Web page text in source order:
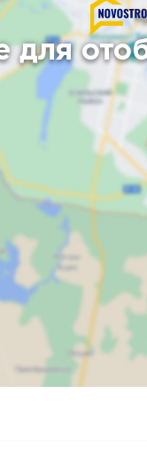
для
Карта